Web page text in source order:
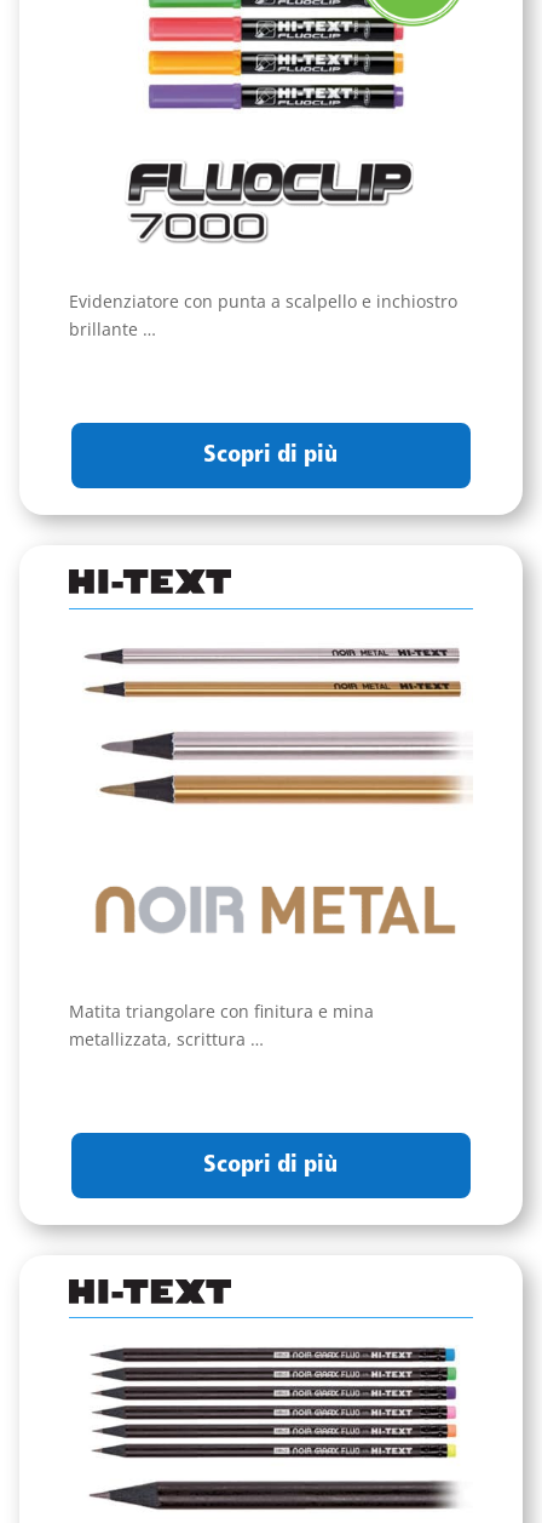
Evidenziatore con punta a scalpello e inchiostro
brillante …
Scopri di più
Matita triangolare con finitura e mina
metallizzata, scrittura …
Scopri di più